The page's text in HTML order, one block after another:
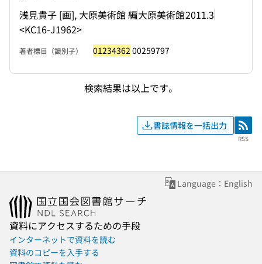
浅見貴子 [画], 大原美術館 編大原美術館2011.3
<KC16-J1962>
著者標目（識別子） 01234362 00259797
検索結果は以上です。
書誌情報を一括出力 RSS
RSS
Language：English
資料にアクセスするための手段
インターネットで資料を読む
資料のコピーを入手する